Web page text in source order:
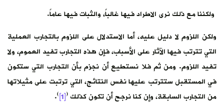
ولكننا مع ذلك نرى الاطراد فيها غالباً، والثبات فيها عاماً.
ولكن اللزوم لا دليل عليه، أما الاستدلال على اللزوم بالتجارب العملية
التي تترتب فيها الآثار على الأسباب، فإن هذه التجارب تفيد العموم، ولا
تفيد اللزوم. ومن ثم فلا نستطيع أن نجزم بأن التجارب التي ستكون
في المستقبل ستترتب عليها نفس النتائج، التي ترتبت على مثيلاتها
من التجارب السابقة، وإن كنا نرجح أن تكون كذلك(
[1]
)
.